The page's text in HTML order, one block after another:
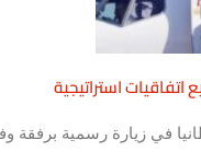
اتفاقيات استراتيجية